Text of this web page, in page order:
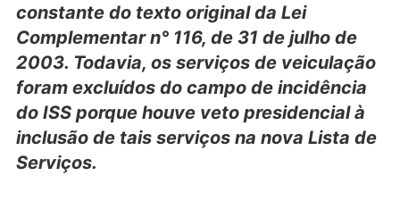
constante do texto original da Lei
Complementar n° 116, de 31 de julho de
2003. Todavia, os serviços de veiculação
foram excluídos do campo de incidência
do ISS porque houve veto presidencial à
inclusão de tais serviços na nova Lista de
Serviços.